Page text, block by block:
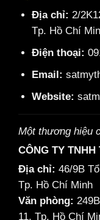
Địa chỉ: 2/
Tp. Hồ Chí
Điện thoại:
Email:
Website:
Một thương hiệu
CÔNG TY TNHH
Địa chỉ: 46/9B
Tp. Hồ Chí Minh
Văn phòng:
11, Tp. Hồ Chí